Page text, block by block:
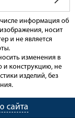
информация об
носит
и не является
изменения в
и конструкцию, не
изделий, без
сайта